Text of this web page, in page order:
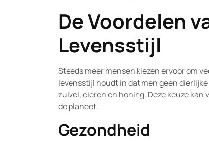
2025
De Voordelen
Levensstijl
Steeds meer mensen kiezen ervoor om
levensstijl houdt in dat men geen
zuivel, eieren en honing. Deze keuze
de planeet.
Gezondheid